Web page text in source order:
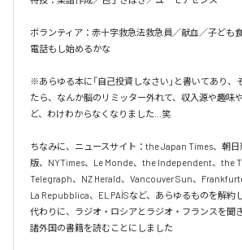
ボランティア：赤十字救急法救急員／献血／子ども
電話もし始めるかな
※あらゆる本に「自己投資しなさい」と書いてあり、
たら、なんか脳のリミッター外れて、収入源や趣味
ど、わけわからなくなりました…笑
ちなみに、ニュースサイト：the Japan Times、朝
版、NYTimes、Le Monde、the Independent、the
Telegraph、NZ Herald、Vancouver Sun、
La Repubblica、EL PAÍSなど、あらゆるものを解約
代わりに、ラジオ・ロシアとラジオ・フランスを聞
諸外国の書籍を読むことにしました